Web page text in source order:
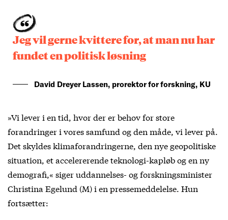
Jeg vil gerne kvittere for, at man nu har
fundet en politisk løsning
David Dreyer Lassen, prorektor for forskning, KU
»Vi lever i en tid, hvor der er behov for store
forandringer i vores samfund og den måde, vi lever på.
Det skyldes klimaforandringerne, den nye geopolitiske
situation, et accelererende teknologi-kapløb og en ny
demografi,« siger uddannelses- og forskningsminister
Christina Egelund (M) i en pressemeddelelse. Hun
fortsætter: